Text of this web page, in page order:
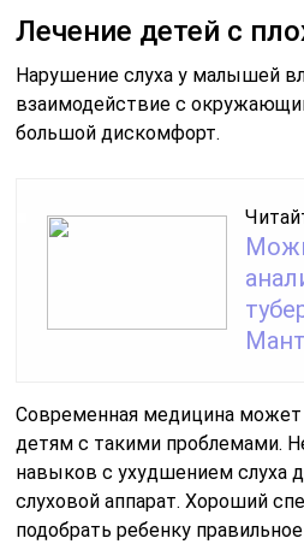
Лечение детей с
Нарушение слуха у малышей
взаимодействие с
большой дискомфорт.
Современная медицина может
детям с такими проблемами.
навыков с ухудшением слуха
слуховой аппарат. Хороший
подобрать ребенку